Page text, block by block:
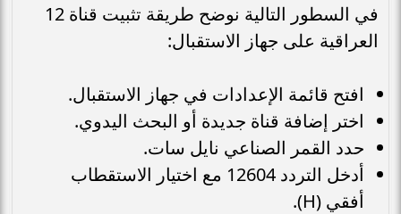
في السطور التالية نوضح طريقة تثبيت قناة 12
العراقية على جهاز الاستقبال:
افتح قائمة الإعدادات في جهاز الاستقبال.
اختر إضافة قناة جديدة أو البحث اليدوي.
حدد القمر الصناعي نايل سات.
أدخل التردد 12604 مع اختيار الاستقطاب
أفقي (H).